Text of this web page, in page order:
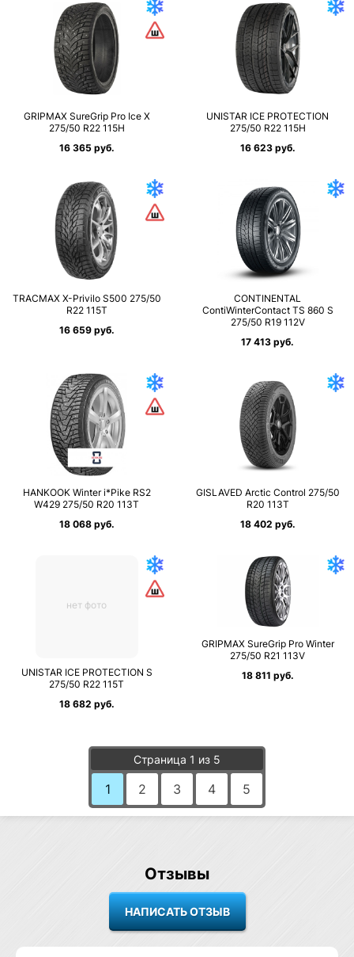
GRIPMAX SureGrip Pro Ice X
275/50 R22 115H
16 365 руб.
UNISTAR ICE PROTECTION
275/50 R22 115H
16 623 руб.
TRACMAX X-Privilo S500 275/50
R22 115T
16 659 руб.
CONTINENTAL
ContiWinterContact TS 860 S
275/50 R19 112V
17 413 руб.
HANKOOK Winter i*Pike RS2
W429 275/50 R20 113T
18 068 руб.
GISLAVED Arctic Control 275/50
R20 113T
18 402 руб.
нет фото
UNISTAR ICE PROTECTION S
275/50 R22 115T
18 682 руб.
GRIPMAX SureGrip Pro Winter
275/50 R21 113V
18 811 руб.
Страница 1 из 5
1 2 3 4 5
Отзывы